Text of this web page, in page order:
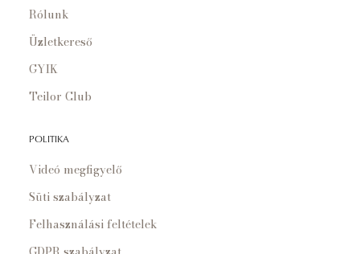
Rólunk
Üzletkereső
GYIK
Teilor Club
POLITIKA
Videó megfigyelő
Süti szabályzat
Felhasználási feltételek